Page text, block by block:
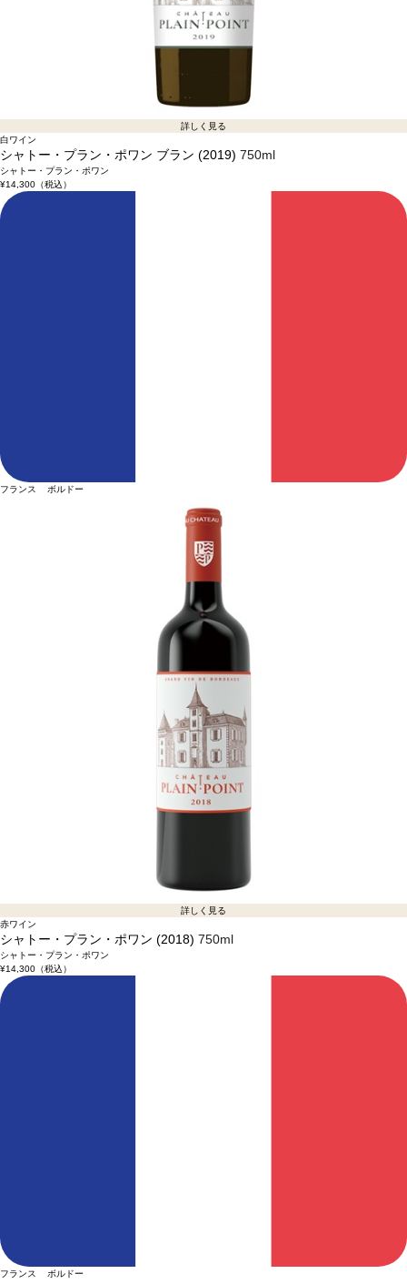
詳しく見る
白ワイン
シャトー・プラン・ポワン ブラン (2019) 750ml
シャトー・プラン・ポワン
¥14,300（税込）
フランス ボルドー
詳しく見る
赤ワイン
シャトー・プラン・ポワン (2018) 750ml
シャトー・プラン・ポワン
¥14,300（税込）
フランス ボルドー